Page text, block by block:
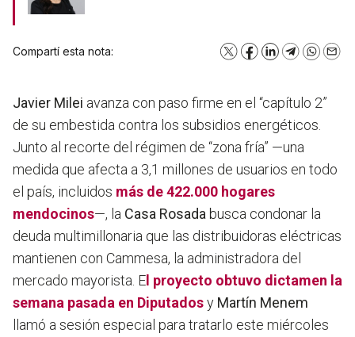
Compartí esta nota: X Facebook
LinkedInTelegram
Javier Milei avanza con paso firme en el “capítulo 2”
de su embestida contra los subsidios energéticos.
Junto al recorte del régimen de “zona fría” —una
medida que afecta a 3,1 millones de usuarios en todo
el país, incluidos más de 422.000 hogares
mendocinos—, la Casa Rosada busca condonar la
deuda multimillonaria que las distribuidoras eléctricas
mantienen con Cammesa, la administradora del
mercado mayorista. E l proyecto obtuvo dictamen la
semana pasada en Diputadosy Martín Menem
llamó a sesión especial para tratarlo este miércoles